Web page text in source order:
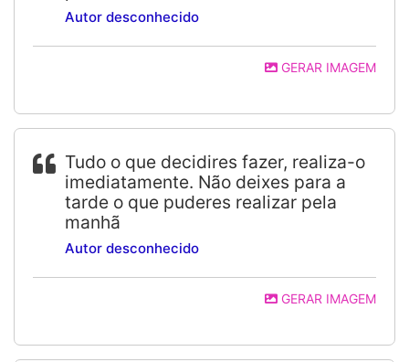
Autor desconhecido
GERAR IMAGEM
Tudo o que decidires fazer, realiza-o
imediatamente. Não deixes para a
tarde o que puderes realizar pela
manhã
Autor desconhecido
GERAR IMAGEM